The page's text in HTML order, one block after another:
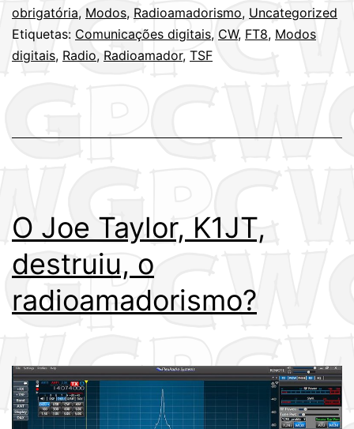
destruiu,
o
obrigatória, Modos, Radioamadorismo, Uncategorized
Etiquetas: Comunicações digitais, CW, FT8, Modos
digitais, Radio, Radioamador, TSF
O Joe Taylor, K1JT,
destruiu, o
radioamadorismo?